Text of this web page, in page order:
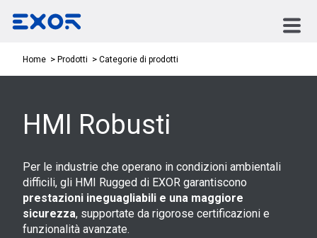
Home Prodotti Categorie di prodotti
HMI Robusti
Per le industrie che operano in condizioni ambientali
difficili, gli HMI Rugged di EXOR garantiscono
prestazioni ineguagliabili e una maggiore
sicurezza, supportate da rigorose certificazioni e
funzionalità avanzate.